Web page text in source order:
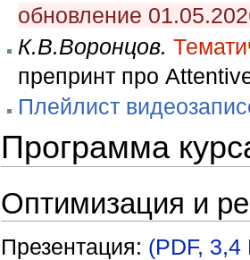
обновление
К.В.Воронцов.
препринт про
Плейлист
Программа
Оптимизация и
Презентация: (PDF,